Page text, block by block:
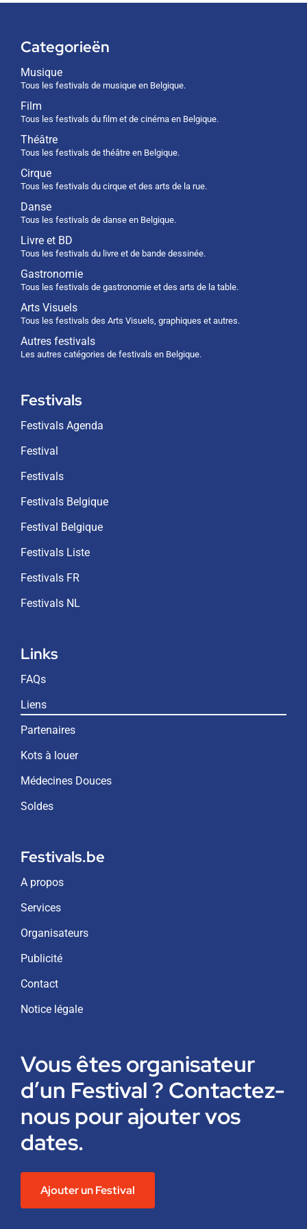
Categorieën
Musique
Tous les festivals de musique en Belgique.
Film
Tous les festivals du film et de cinéma en Belgique.
Théâtre
Tous les festivals de théâtre en Belgique.
Cirque
Tous les festivals du cirque et des arts de la rue.
Danse
Tous les festivals de danse en Belgique.
Livre et BD
Tous les festivals du livre et de bande dessinée.
Gastronomie
Tous les festivals de gastronomie et des arts de la table.
Arts Visuels
Tous les festivals des Arts Visuels, graphiques et autres.
Autres festivals
Les autres catégories de festivals en Belgique.
Festivals
Festivals Agenda
Festival
Festivals
Festivals Belgique
Festival Belgique
Festivals Liste
Festivals FR
Festivals NL
Links
FAQs
Liens
Partenaires
Kots à louer
Médecines Douces
Soldes
Festivals.be
A propos
Services
Organisateurs
Publicité
Contact
Notice légale
Vous êtes organisateur
d’un Festival ? Contactez-
nous pour ajouter vos
dates.
Ajouter un Festival